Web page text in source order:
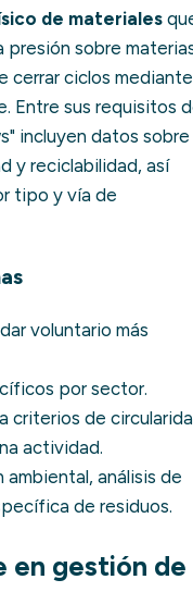
de materiales
presión sobre
cerrar ciclos mediante
Entre sus requisitos
incluyen datos sobre
y reciclabilidad, así
tipo y vía de
voluntario más
por sector.
criterios de
actividad.
ambiental, análisis de
de residuos.
en gestión de